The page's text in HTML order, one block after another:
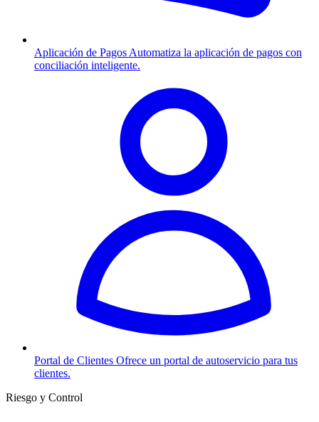
Aplicación de Pagos Automatiza la aplicación de pagos con
conciliación inteligente.
Portal de Clientes Ofrece un portal de autoservicio para tus
clientes.
Riesgo y Control